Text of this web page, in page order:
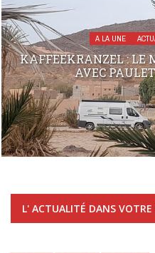
A LA UNE
KAFFEEKRANZEL : LE
AVEC
L' ACTUALITÉ DANS